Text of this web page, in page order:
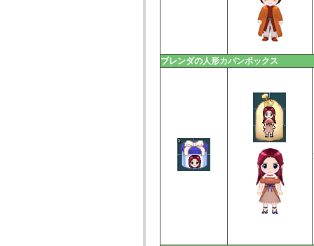
ブレンダの人形カバンボックス